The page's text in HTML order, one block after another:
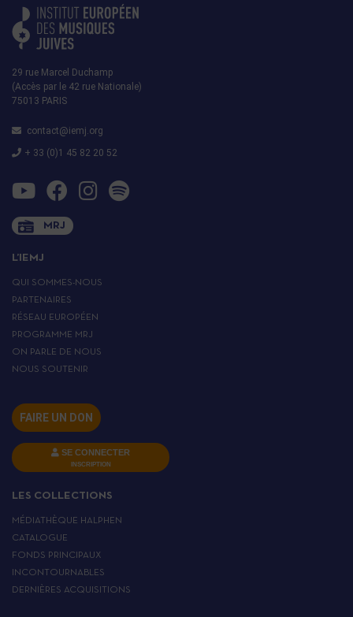
29 rue Marcel Duchamp
(Accès par le 42 rue Nationale)
75013 PARIS
contact@iemj.org
+ 33 (0)1 45 82 20 52
MRJ
L’IEMJ
QUI SOMMES-NOUS
PARTENAIRES
RÉSEAU EUROPÉEN
PROGRAMME MRJ
ON PARLE DE NOUS
NOUS SOUTENIR
FAIRE UN DON
SE CONNECTER
INSCRIPTION
LES COLLECTIONS
MÉDIATHÈQUE HALPHEN
CATALOGUE
FONDS PRINCIPAUX
INCONTOURNABLES
DERNIÈRES ACQUISITIONS